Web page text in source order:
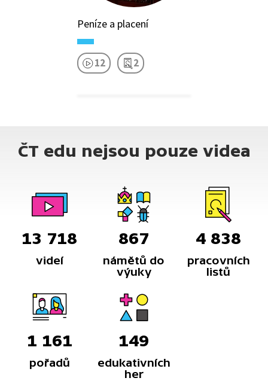
Peníze a placení
12 2
ČT edu nejsou pouze videa
13 718
videí
867
námětů do
výuky
4 838
pracovních
listů
1 161
pořadů
149
edukativních
her